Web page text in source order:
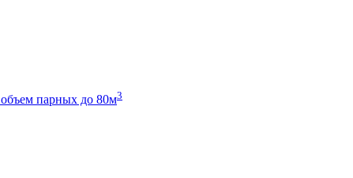
объем парных до 80м3